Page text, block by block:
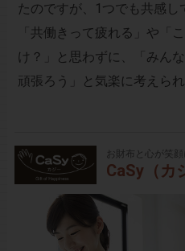
たのですが、1つでも共感し
「共働きって疲れる」や「
け？」と思わずに、「みん
頑張ろう」と気楽に考えら
お財布と心が笑顔
CaSy（カ